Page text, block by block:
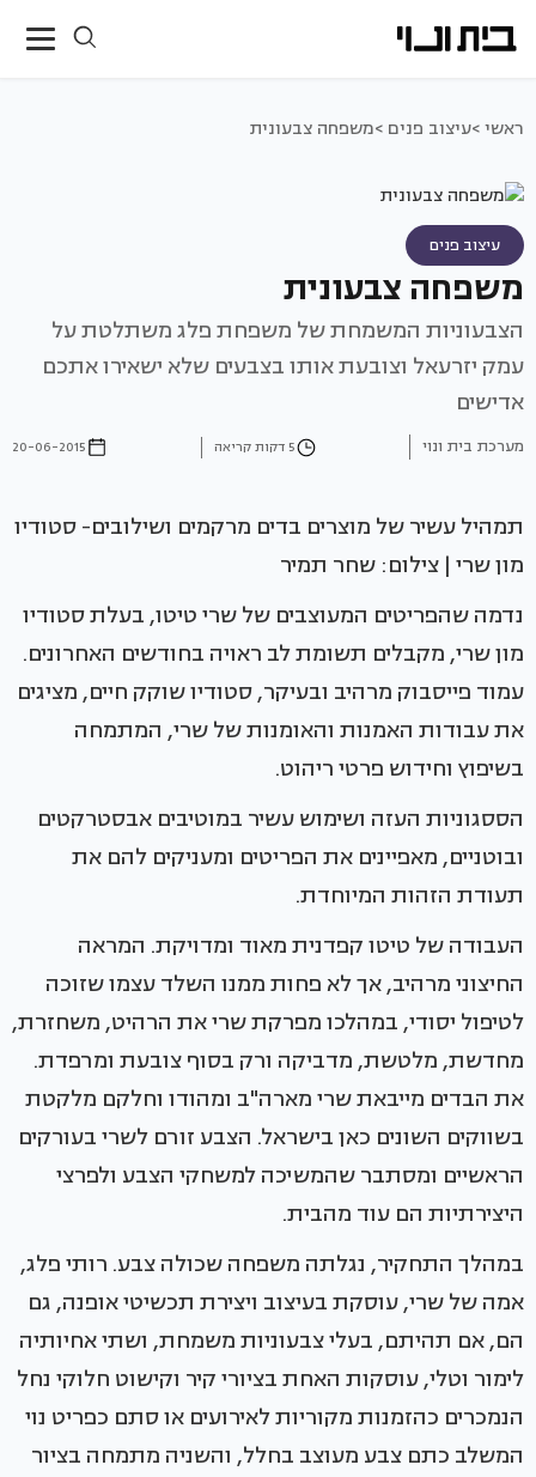
ראשי >עיצוב פנים >משפחה צבעונית
עיצוב פנים
משפחה צבעונית
הצבעוניות המשמחת של משפחת פלג משתלטת על
עמק יזרעאל וצובעת אותו בצבעים שלא ישאירו אתכם
אדישים
מערכת בית ונוי 5 דקות קריאה 20-06-2015
תמהיל עשיר של מוצרים בדים מרקמים ושילובים- סטודיו
מון שרי | צילום: שחר תמיר
נדמה שהפריטים המעוצבים של שרי טיטו, בעלת סטודיו
מון שרי, מקבלים תשומת לב ראויה בחודשים האחרונים.
עמוד פייסבוק מרהיב ובעיקר, סטודיו שוקק חיים, מציגים
את עבודות האמנות והאומנות של שרי, המתמחה
בשיפוץ וחידוש פרטי ריהוט.
הססגוניות העזה ושימוש עשיר במוטיבים אבסטרקטים
ובוטניים, מאפיינים את הפריטים ומעניקים להם את
תעודת הזהות המיוחדת.
העבודה של טיטו קפדנית מאוד ומדויקת. המראה
החיצוני מרהיב, אך לא פחות ממנו השלד עצמו שזוכה
לטיפול יסודי, במהלכו מפרקת שרי את הרהיט, משחזרת,
מחדשת, מלטשת, מדביקה ורק בסוף צובעת ומרפדת.
את הבדים מייבאת שרי מארה"ב ומהודו וחלקם מלקטת
בשווקים השונים כאן בישראל. הצבע זורם לשרי בעורקים
הראשיים ומסתבר שהמשיכה למשחקי הצבע ולפרצי
היצירתיות הם עוד מהבית.
במהלך התחקיר, נגלתה משפחה שכולה צבע. רותי פלג,
אמה של שרי, עוסקת בעיצוב ויצירת תכשיטי אופנה, גם
הם, אם תהיתם, בעלי צבעוניות משמחת, ושתי אחיותיה
לימור וטלי, עוסקות האחת בציורי קיר וקישוט חלוקי נחל
הנמכרים כהזמנות מקוריות לאירועים או סתם כפריט נוי
המשלב כתם צבע מעוצב בחלל, והשניה מתמחה בציור